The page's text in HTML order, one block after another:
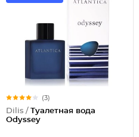
(3)
Dilis / Туалетная вода
Odyssey